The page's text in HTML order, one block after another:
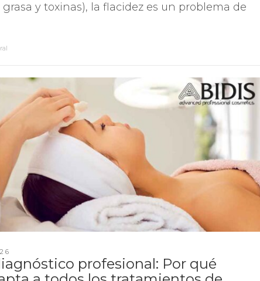
y toxinas), la flacidez es un problema de
profesional: Por qué